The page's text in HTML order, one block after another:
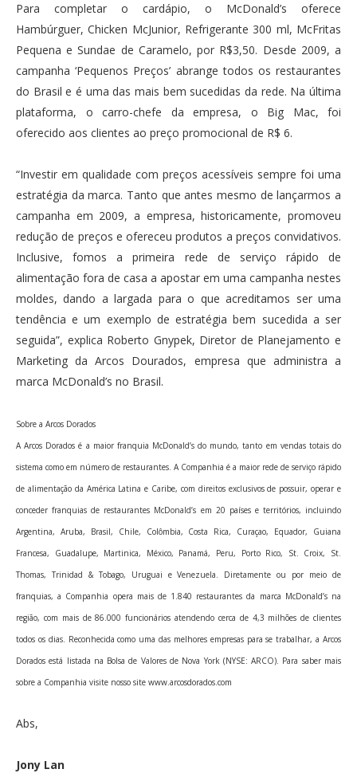
Para completar o cardápio, o McDonald’s oferece
Hambúrguer, Chicken McJunior, Refrigerante 300 ml, McFritas
Pequena e Sundae de Caramelo, por R$3,50. Desde 2009, a
campanha ‘Pequenos Preços’ abrange todos os restaurantes
do Brasil e é uma das mais bem sucedidas da rede. Na última
plataforma, o carro-chefe da empresa, o Big Mac, foi
oferecido aos clientes ao preço promocional de R$ 6.
“Investir em qualidade com preços acessíveis sempre foi uma
estratégia da marca. Tanto que antes mesmo de lançarmos a
campanha em 2009, a empresa, historicamente, promoveu
redução de preços e ofereceu produtos a preços convidativos.
Inclusive, fomos a primeira rede de serviço rápido de
alimentação fora de casa a apostar em uma campanha nestes
moldes, dando a largada para o que acreditamos ser uma
tendência e um exemplo de estratégia bem sucedida a ser
seguida”, explica Roberto Gnypek, Diretor de Planejamento e
Marketing da Arcos Dourados, empresa que administra a
marca McDonald’s no Brasil.
Sobre a Arcos Dorados
A Arcos Dorados é a maior franquia McDonald’s do mundo, tanto em vendas totais do
sistema como em número de restaurantes. A Companhia é a maior rede de serviço rápido
de alimentação da América Latina e Caribe, com direitos exclusivos de possuir, operar e
conceder franquias de restaurantes McDonald’s em 20 países e territórios, incluindo
Argentina, Aruba, Brasil, Chile, Colômbia, Costa Rica, Curaçao, Equador, Guiana
Francesa, Guadalupe, Martinica, México, Panamá, Peru, Porto Rico, St. Croix, St.
Thomas, Trinidad & Tobago, Uruguai e Venezuela. Diretamente ou por meio de
franquias, a Companhia opera mais de 1.840 restaurantes da marca McDonald’s na
região, com mais de 86.000 funcionários atendendo cerca de 4,3 milhões de clientes
todos os dias. Reconhecida como uma das melhores empresas para se trabalhar, a Arcos
Dorados está listada na Bolsa de Valores de Nova York (NYSE: ARCO). Para saber mais
sobre a Companhia visite nosso site www.arcosdorados.com
Abs,
Jony Lan